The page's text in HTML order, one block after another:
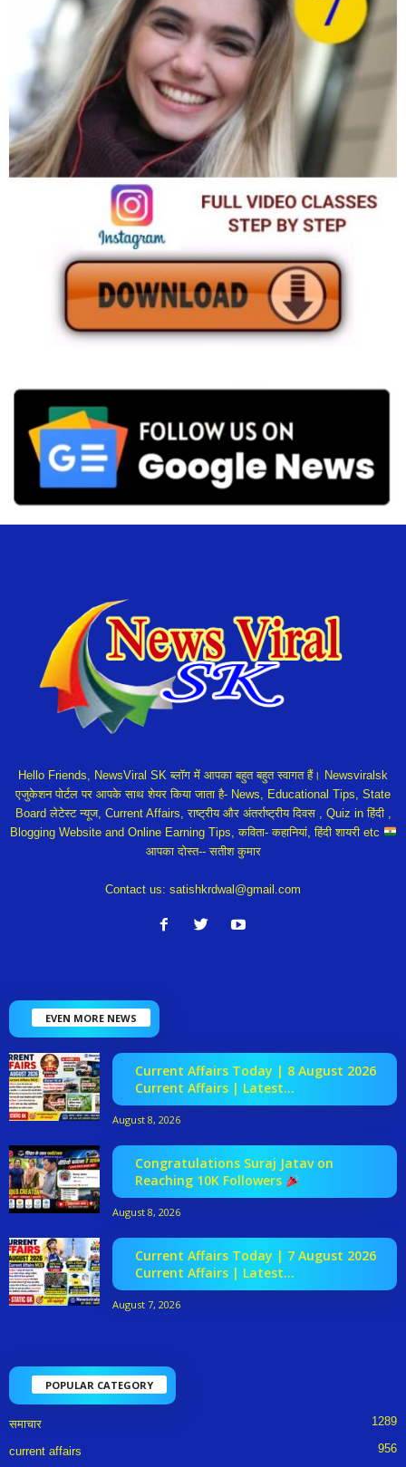
Hello Friends, NewsViral SK ब्लॉग में आपका बहुत बहुत स्वागत हैं। Newsviralsk
एजुकेशन पोर्टल पर आपके साथ शेयर किया जाता है- News, Educational Tips, State
Board लेटेस्ट न्यूज, Current Affairs, राष्ट्रीय और अंतर्राष्ट्रीय दिवस , Quiz in हिंदी ,
Blogging Website and Online Earning Tips, कविता- कहानियां, हिंदी शायरी etc
आपका दोस्त-- सतीश कुमार
Contact us: satishkrdwal@gmail.com
EVEN MORE NEWS
Current Affairs Today | 8 August 2026
Current Affairs | Latest...
August 8, 2026
Congratulations Suraj Jatav on
Reaching 10K Followers
August 8, 2026
Current Affairs Today | 7 August 2026
Current Affairs | Latest...
August 7, 2026
POPULAR CATEGORY
समाचार 1289
current affairs 956